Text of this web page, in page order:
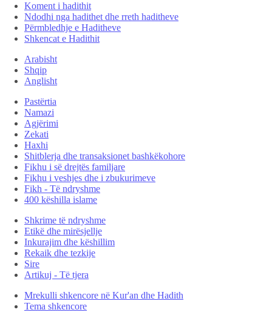
Koment i hadithit
Ndodhi nga hadithet dhe rreth haditheve
Përmbledhje e Haditheve
Shkencat e Hadithit
Arabisht
Shqip
Anglisht
Pastërtia
Namazi
Agjërimi
Zekati
Haxhi
Shitblerja dhe transaksionet bashkëkohore
Fikhu i së drejtës familjare
Fikhu i veshjes dhe i zbukurimeve
Fikh - Të ndryshme
400 këshilla islame
Shkrime të ndryshme
Etikë dhe mirësjellje
Inkurajim dhe këshillim
Rekaik dhe tezkije
Sire
Artikuj - Të tjera
Mrekulli shkencore në Kur'an dhe Hadith
Tema shkencore